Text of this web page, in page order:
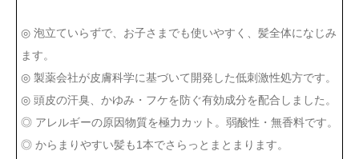
◎ 泡立ていらずで、お子さまでも使いやすく、髪全体になじみ
ます。
◎ 製薬会社が皮膚科学に基づいて開発した低刺激性処方です。
◎ 頭皮の汗臭、かゆみ・フケを防ぐ有効成分を配合しました。
◎ アレルギーの原因物質を極力カット。弱酸性・無香料です。
◎ からまりやすい髪も1本でさらっとまとまります。